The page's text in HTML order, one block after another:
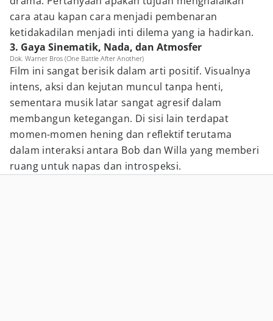
cara atau kapan cara menjadi pembenaran
ketidakadilan menjadi inti dilema yang ia hadirkan.
3. Gaya Sinematik, Nada, dan Atmosfer
Dok. Warner Bros (One Battle After Another)
Film ini sangat berisik dalam arti positif. Visualnya
intens, aksi dan kejutan muncul tanpa henti,
sementara musik latar sangat agresif dalam
membangun ketegangan. Di sisi lain terdapat
momen-momen hening dan reflektif terutama
dalam interaksi antara Bob dan Willa yang memberi
ruang untuk napas dan introspeksi.